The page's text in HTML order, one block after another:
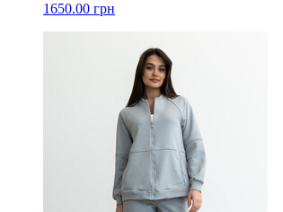
1650.00 грн